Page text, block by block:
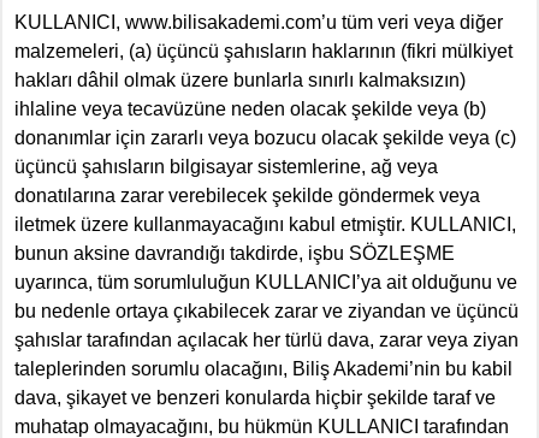
KULLANICI, www.bilisakademi.com’u tüm veri veya diğer
malzemeleri, (a) üçüncü şahısların haklarının (fikri mülkiyet
hakları dâhil olmak üzere bunlarla sınırlı kalmaksızın)
ihlaline veya tecavüzüne neden olacak şekilde veya (b)
donanımlar için zararlı veya bozucu olacak şekilde veya (c)
üçüncü şahısların bilgisayar sistemlerine, ağ veya
donatılarına zarar verebilecek şekilde göndermek veya
iletmek üzere kullanmayacağını kabul etmiştir. KULLANICI,
bunun aksine davrandığı takdirde, işbu SÖZLEŞME
uyarınca, tüm sorumluluğun KULLANICI’ya ait olduğunu ve
bu nedenle ortaya çıkabilecek zarar ve ziyandan ve üçüncü
şahıslar tarafından açılacak her türlü dava, zarar veya ziyan
taleplerinden sorumlu olacağını, Biliş Akademi’nin bu kabil
dava, şikayet ve benzeri konularda hiçbir şekilde taraf ve
muhatap olmayacağını, bu hükmün KULLANICI tarafından